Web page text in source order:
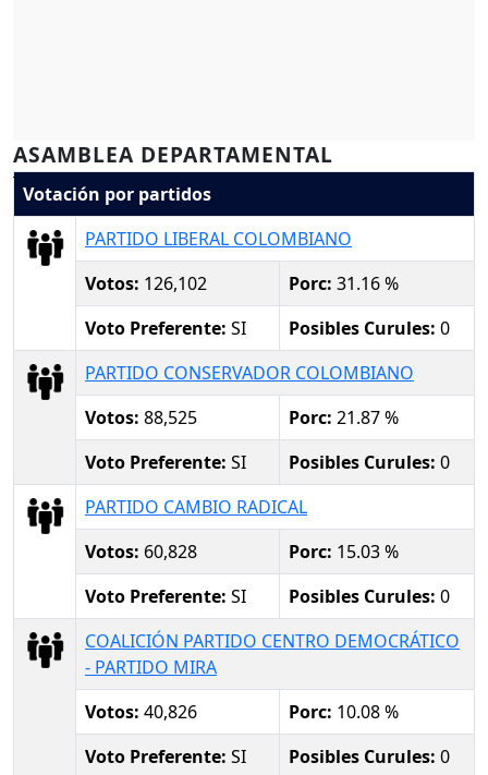
ASAMBLEA DEPARTAMENTAL
Votación por partidos
PARTIDO LIBERAL COLOMBIANO
Votos: 126,102 Porc: 31.16 %
Voto Preferente: SI Posibles Curules: 0
PARTIDO CONSERVADOR COLOMBIANO
Votos: 88,525 Porc: 21.87 %
Voto Preferente: SI Posibles Curules: 0
PARTIDO CAMBIO RADICAL
Votos: 60,828 Porc: 15.03 %
Voto Preferente: SI Posibles Curules: 0
COALICIÓN PARTIDO CENTRO DEMOCRÁTICO
- PARTIDO MIRA
Votos: 40,826 Porc: 10.08 %
Voto Preferente: SI Posibles Curules: 0